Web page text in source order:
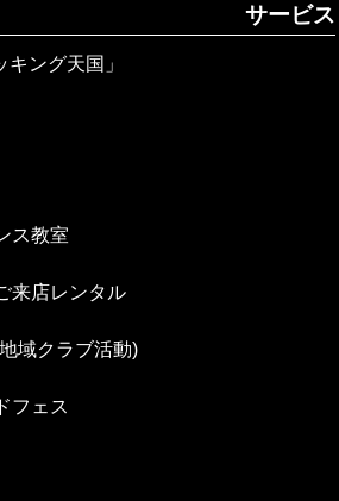
サービス
ング天国」
ス教室
来店レンタル
域クラブ活動)
フェス